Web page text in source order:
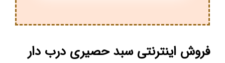
فروش اینترنتی سبد حصیری درب دار